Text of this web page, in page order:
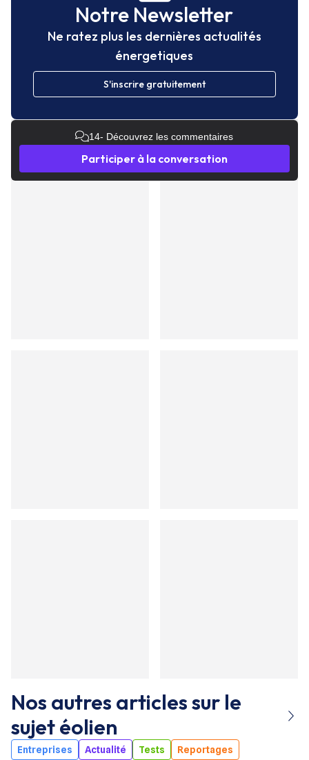
Notre Newsletter
Ne ratez plus les dernières actualités
énergetiques
S'inscrire gratuitement
14- Découvrez les commentaires
Participer à la conversation
Nos autres articles sur le
sujetéolien
Entreprises Actualité Tests Reportages